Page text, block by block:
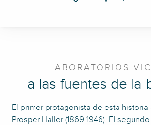
LABORATORIOS
a las fuentes de la
El primer protagonista de esta historia
Prosper Haller (1869-1946). El